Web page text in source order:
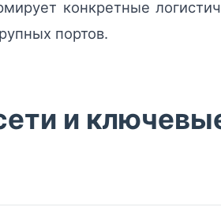
конкретные
портов.
и